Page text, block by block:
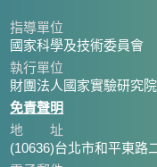
指導單位
國家科學及技術委員會
執行單位
財團法人國家實驗研究
免責聲明
地 址
(10636)台北市和平東路